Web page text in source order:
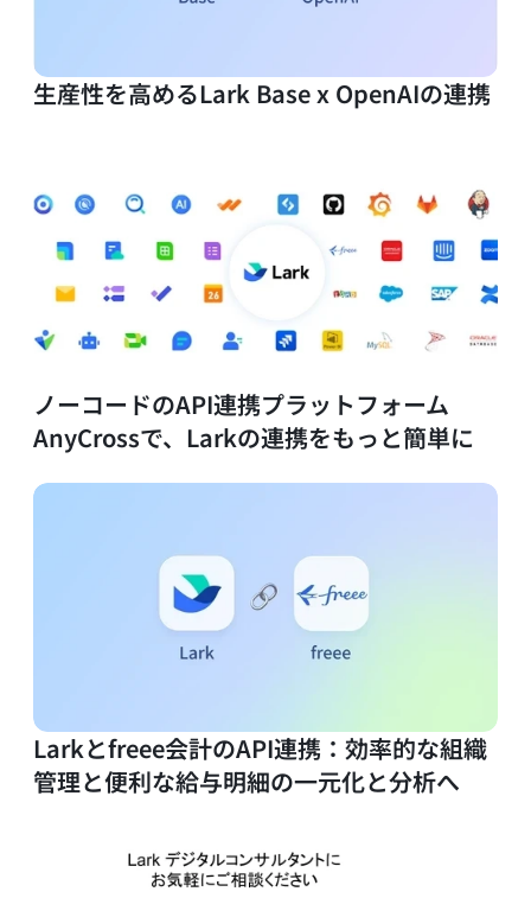
生産性を高めるLark Base x OpenAIの連携
ノーコードのAPI連携プラットフォーム
AnyCrossで、Larkの連携をもっと簡単に
Larkとfreee会計のAPI連携：効率的な組織
管理と便利な給与明細の一元化と分析へ